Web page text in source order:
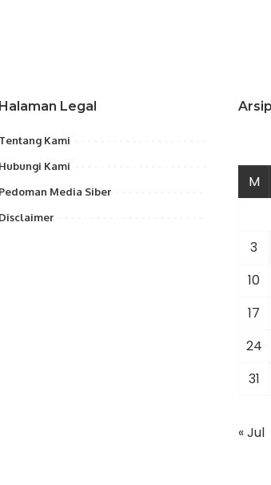
Halaman Legal
Tentang Kami
Hubungi Kami
Pedoman Media Siber
Disclaimer
M
3
10
17
24
31
« Jul